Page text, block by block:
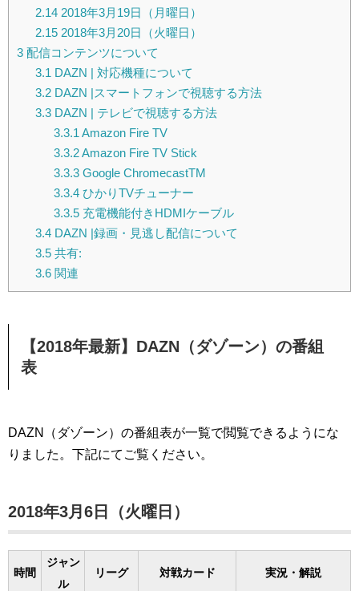
2.142018年3月19日（月曜日）
2.152018年3月20日（火曜日）
3 配信コンテンツについて
3.1 DAZN | 対応機種について
3.2DAZN |スマートフォンで視聴する方法
3.3DAZN | テレビで視聴する方法
3.3.1 Amazon Fire TV
3.3.2Amazon Fire TV Stick
3.3.3Google ChromecastTM
3.3.4ひかりTVチューナー
3.3.5充電機能付きHDMIケーブル
3.4DAZN |録画・見逃し配信について
3.5共有:
3.6関連
【2018年最新】DAZN（ダゾーン）の番組
表
DAZN（ダゾーン）の番組表が一覧で閲覧できるようにな
りました。下記にてご覧ください。
2018年3月6日（火曜日）
時間
ジャン
ル
リーグ 対戦カード 実況・解説